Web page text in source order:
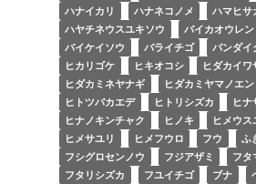
ハナイカリ
ハナネコノメ
ハマヒサ
ハヤチネウスユキソウ
バイカオウレン
バイケイソウ
バライチゴ バンダイ
ヒカリゴケ
ヒキオコシ
ヒダカイワ
ヒダカミネヤナギ
ヒダカミヤマノエ
ヒトツバカエデ
ヒトリシズカ
ヒナ
ヒナノキンチャク
ヒノキ ヒメウス
ヒメサユリ
ヒメフウロ フウ ふ
フシグロセンノウ
フジアザミ
フタ
フタリシズカ
フユイチゴ ブナ